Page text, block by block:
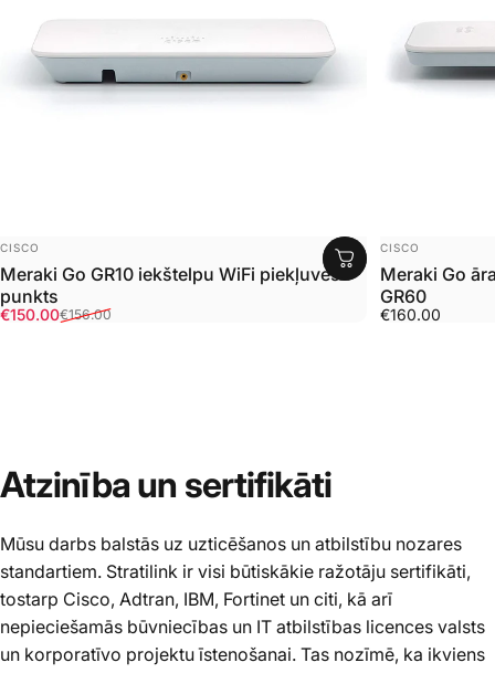
Pārdevējs:
CISCO
Meraki Go GR10 iekštelpu WiFi piekļuves
punkts
Pārdošanas cena
€150.00
Parastā cena
€156.00
Pārdevējs:
CISCO
Meraki Go
GR60
€160.00
Atzinība un sertifikāti
Mūsu darbs balstās uz uzticēšanos un atbilstību nozares
standartiem. Stratilink ir visi būtiskākie ražotāju sertifikāti,
tostarp Cisco, Adtran, IBM, Fortinet un citi, kā arī
nepieciešamās būvniecības un IT atbilstības licences valsts
un korporatīvo projektu īstenošanai. Tas nozīmē, ka ikviens